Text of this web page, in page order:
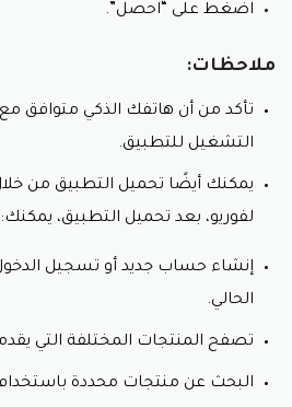
اضغط على “احصل”.
ملاحظات:
تأكد من أن هاتفك الذكي متوافق
التشغيل للتطبيق.
يمكنك أيضًا تحميل التطبيق من خلال
لفوريو، بعد تحميل التطبيق، يمكنك:
إنشاء حساب جديد أو تسجيل
الحالي.
تصفح المنتجات المختلفة التي
البحث عن منتجات محددة